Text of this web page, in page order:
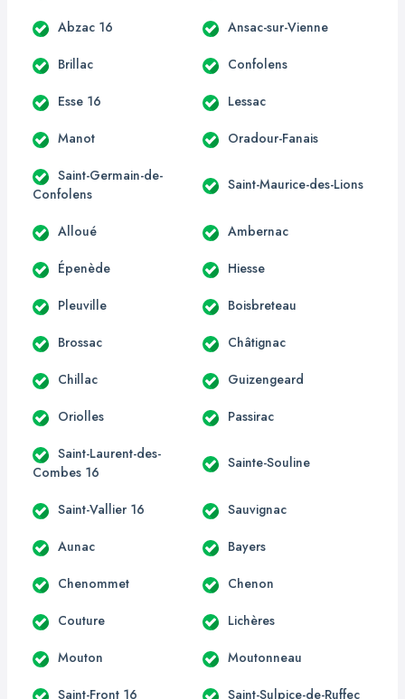
Abzac 16 Ansac-sur-Vienne
Brillac Confolens
Esse 16 Lessac
Manot Oradour-Fanais
Saint-Germain-de-
Confolens
Saint-Maurice-des-Lions
Alloué Ambernac
Épenède Hiesse
Pleuville Boisbreteau
Brossac Châtignac
Chillac Guizengeard
Oriolles Passirac
Saint-Laurent-des-
Combes 16
Sainte-Souline
Saint-Vallier 16 Sauvignac
Aunac Bayers
Chenommet Chenon
Couture Lichères
Mouton Moutonneau
Saint-Front 16 Saint-Sulpice-de-Ruffec